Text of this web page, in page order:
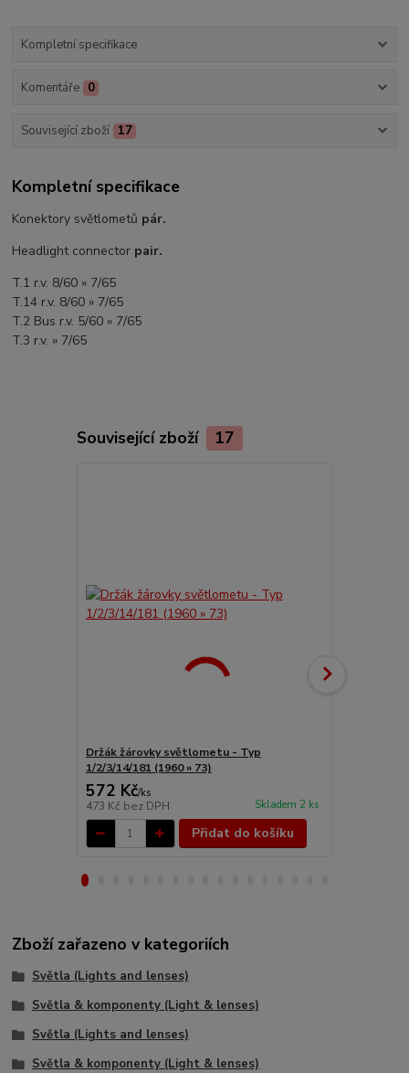
Kompletní specifikace
Komentáře 0
Související zboží 17
Kompletní specifikace
Konektory světlometů pár.
Headlight connector pair.
T.1 r.v. 8/60 » 7/65
T.14 r.v. 8/60 » 7/65
T.2 Bus r.v. 5/60 » 7/65
T.3 r.v. » 7/65
Související zboží 17
Držák žárovky světlometu - Typ
1/2/3/14/181 (1960 » 73)
572 Kč/ks
473 Kč bez DPH Skladem 2 ks
Přidat do košíku
Zboží zařazeno v kategoriích
Světla (Lights and lenses)
Světla & komponenty (Light & lenses)
Světla (Lights and lenses)
Světla & komponenty (Light & lenses)